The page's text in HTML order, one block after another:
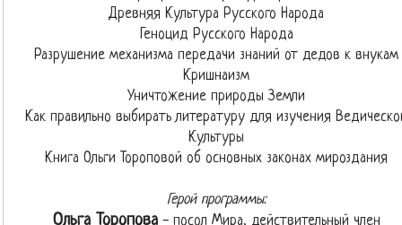
Древняя Культура Русского Народа
Геноцид Русского Народа
Разрушение механизма передачи знаний от дедов к внукам
Кришнаизм
Уничтожение природы Земли
Как правильно выбирать литературу для изучения
Культуры
Книга Ольги Тороповой об основных законах мироздания
Герой программы:
Ольга Торопова- посол Мира, действительный член